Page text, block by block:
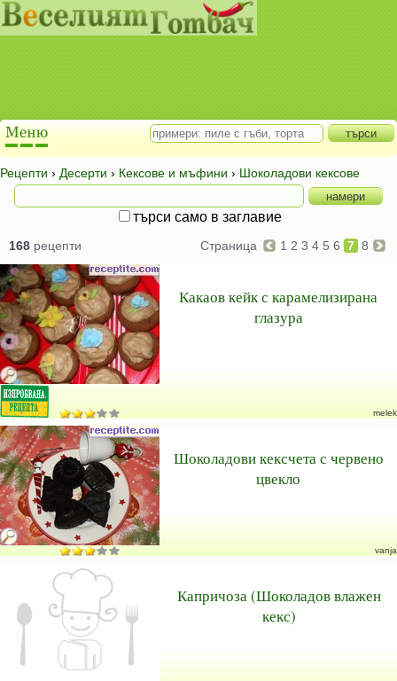
Рецепти › Десерти › Кексове и мъфини › Шоколадови кексове
търси само в заглавие
168 рецепти Страница 1 2 3 4 5 6 7 8
Какаов кейк с карамелизирана
глазура
melek
Шоколадови кексчета с червено
цвекло
vanja
Капричоза (Шоколадов влажен
кекс)